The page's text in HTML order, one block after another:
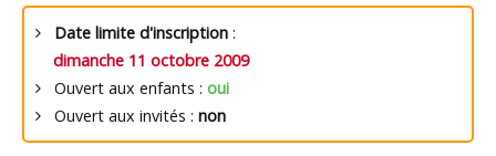
Date limite d'inscription :
dimanche 11 octobre 2009
Ouvert aux enfants : oui
Ouvert aux invités : non